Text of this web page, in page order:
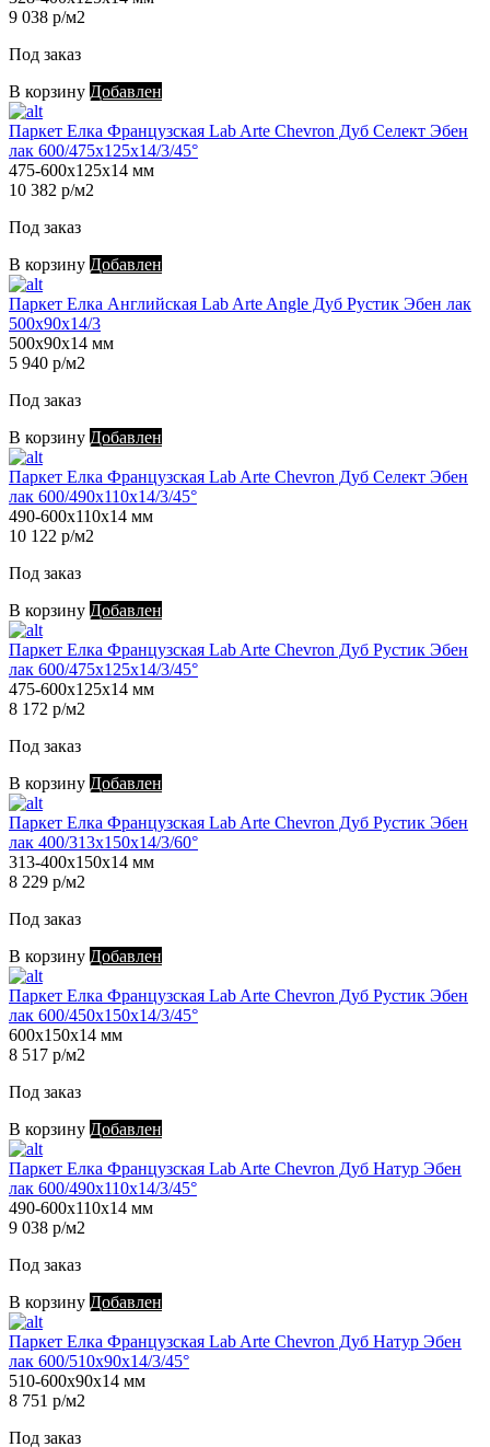
9 038 р/м2
Под заказ
В корзину Добавлен
Паркет Елка Французская Lab Arte Chevron Дуб Селект Эбен
лак 600/475х125х14/3/45°
475-600х125х14 мм
10 382 р/м2
Под заказ
В корзину Добавлен
Паркет Елка Английская Lab Arte Angle Дуб Рустик Эбен лак
500х90х14/3
500х90х14 мм
5 940 р/м2
Под заказ
В корзину Добавлен
Паркет Елка Французская Lab Arte Chevron Дуб Селект Эбен
лак 600/490х110х14/3/45°
490-600х110х14 мм
10 122 р/м2
Под заказ
В корзину Добавлен
Паркет Елка Французская Lab Arte Chevron Дуб Рустик Эбен
лак 600/475х125х14/3/45°
475-600х125х14 мм
8 172 р/м2
Под заказ
В корзину Добавлен
Паркет Елка Французская Lab Arte Chevron Дуб Рустик Эбен
лак 400/313х150х14/3/60°
313-400х150х14 мм
8 229 р/м2
Под заказ
В корзину Добавлен
Паркет Елка Французская Lab Arte Chevron Дуб Рустик Эбен
лак 600/450х150х14/3/45°
600х150х14 мм
8 517 р/м2
Под заказ
В корзину Добавлен
Паркет Елка Французская Lab Arte Chevron Дуб Натур Эбен
лак 600/490х110х14/3/45°
490-600х110х14 мм
9 038 р/м2
Под заказ
В корзину Добавлен
Паркет Елка Французская Lab Arte Chevron Дуб Натур Эбен
лак 600/510х90х14/3/45°
510-600х90х14 мм
8 751 р/м2
Под заказ